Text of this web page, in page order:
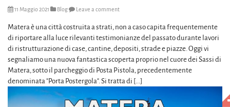
11 Maggio 2021 Blog Leave a comment
Matera è una città costruita a strati, non a caso capita frequentemente
di riportare alla luce rilevanti testimonianze del passato durante lavori
di ristrutturazione di case, cantine, depositi, strade e piazze. Oggi vi
segnaliamo una nuova fantastica scoperta proprio nel cuore dei Sassi di
Matera, sotto il parcheggio di Posta Pistola, precedentemente
denominata "Porta Postergola". Si tratta di [...]